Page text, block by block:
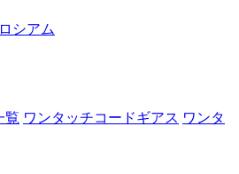
シアム
覧 ワンタッチコードギアス ワンタ